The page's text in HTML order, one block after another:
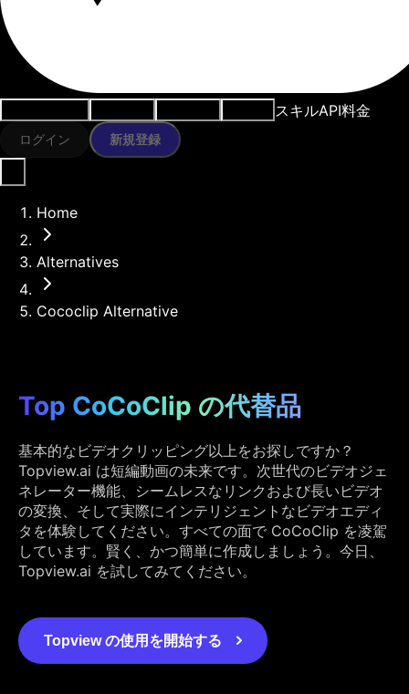
スキルAPI料金
ログイン 新規登録
Home
Alternatives
Cococlip Alternative
Top CoCoClip の代替品
基本的なビデオクリッピング以上をお探しですか？
Topview.ai は短編動画の未来です。次世代のビデオジェ
ネレーター機能、シームレスなリンクおよび長いビデオ
の変換、そして実際にインテリジェントなビデオエディ
タを体験してください。すべての面で CoCoClip を凌駕
しています。賢く、かつ簡単に作成しましょう。今日、
Topview.ai を試してみてください。
Topview の使用を開始する